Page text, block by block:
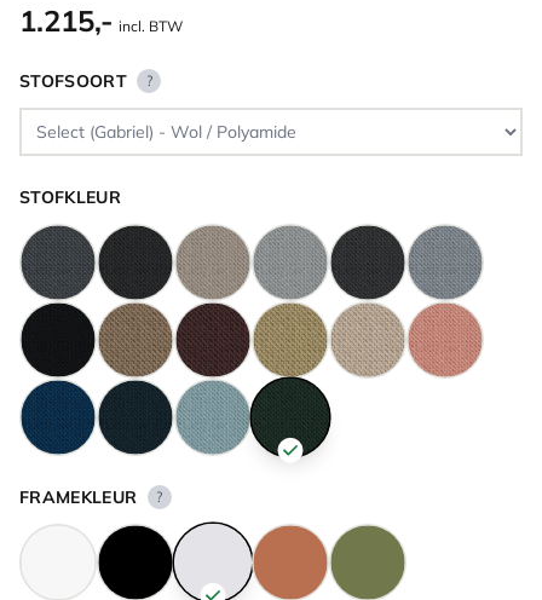
1.215,- incl. BTW
STOFSOORT ?
STOFKLEUR
FRAMEKLEUR ?